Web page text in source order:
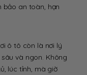
bảo an toàn, hạn
ô tô còn là nơi lý
và ngon. Không
lúc tỉnh, mà giờ